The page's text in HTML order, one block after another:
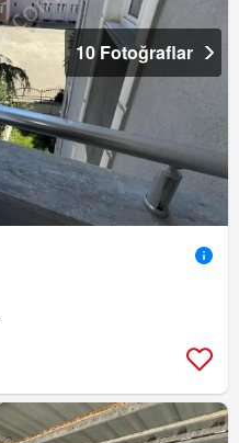
10 Fotoğraflar